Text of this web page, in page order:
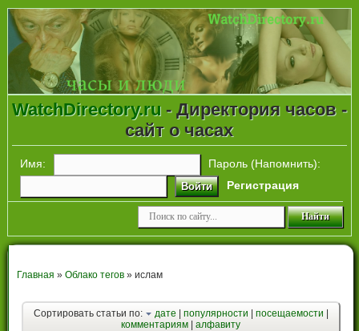
WatchDirectory.ru- Директория часов -
сайт о часах
Имя: Пароль (Напомнить):
Войти Регистрация
Главная » Облако тегов» ислам
Сортировать статьи по: дате| популярности | посещаемости |
комментариям |алфавиту